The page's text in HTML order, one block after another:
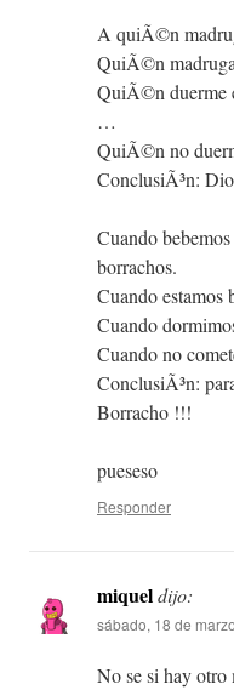
A quiÃ©n
QuiÃ©n
QuiÃ©n duerme
…
QuiÃ©n no
ConclusiÃ³n:
Cuando
borrachos.
Cuando estamos
Cuando
Cuando no
ConclusiÃ³n:
Borracho !!!
pueseso
Responder
miqueldijo:
sábado, 18 de
No se si hay